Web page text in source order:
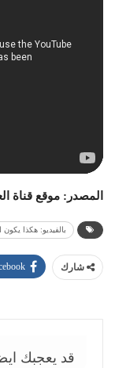
المصدر: موقع قناة
بالفيديو: هكذا
شارك
قد يعجبك